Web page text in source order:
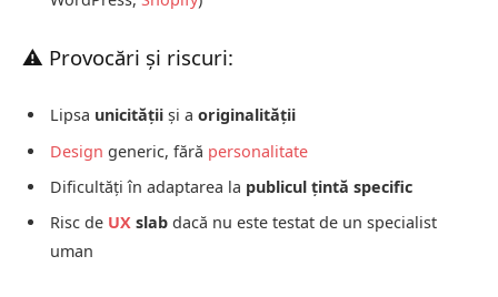
⚠️ Provocări și riscuri:
Lipsa unicității și a originalității
Design generic, fără personalitate
Dificultăți în adaptarea la publicul țintă specific
Risc de UX slab dacă nu este testat de un specialist
uman